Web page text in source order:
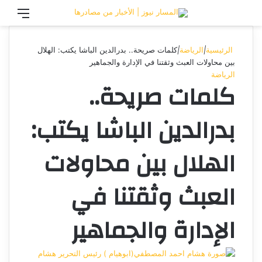
تسجيل الدخول
الرئيسية|الرياضة|كلمات صريحة.. بدرالدين الباشا يكتب: الهلال
بين محاولات العبث وثقتنا في الإدارة والجماهير
الرياضة
كلمات صريحة..
بدرالدين الباشا يكتب:
الهلال بين محاولات
العبث وثقتنا في
الإدارة والجماهير
هشام